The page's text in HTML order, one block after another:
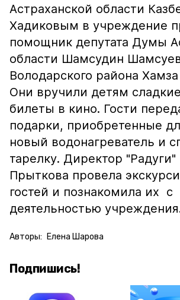
Астраханской области
Хадиковым в учреждение
помощник депутата Думы
области Шамсудин
Володарского района
Они вручили детям
билеты в кино. Гости
подарки, приобретенные
новый водонагреватель и
тарелку. Директор
Прыткова провела
гостей и познакомила их с
деятельностью
Авторы: Елена Шарова
Подпишись!